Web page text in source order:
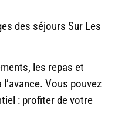
des séjours Sur Les
les repas et
Vous pouvez
: profiter de votre